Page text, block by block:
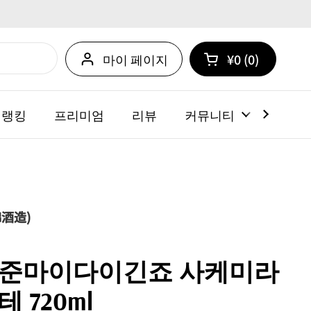
마이 페이지 카트 열기
쇼핑 카트 총계:
¥0 0
카트 내에 제품
킹 프리미엄 리뷰 커뮤니티
造)
마이다이긴죠 사케미라
720ml